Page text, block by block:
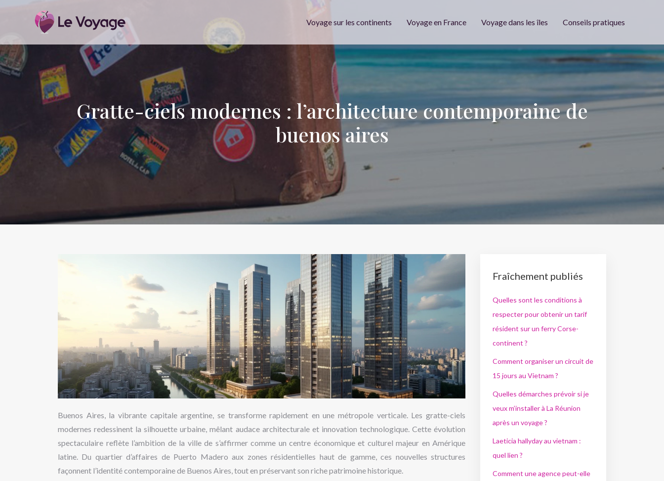
Voyage sur les continents Voyage en France Voyage dans les îles Conseils pratiques
Gratte-ciels modernes : l’architecture contemporaine de
buenos aires
Buenos Aires, la vibrante capitale argentine, se transforme rapidement en une métropole verticale. Les gratte-ciels
modernes redessinent la silhouette urbaine, mêlant audace architecturale et innovation technologique. Cette évolution
spectaculaire reflète l’ambition de la ville de s’affirmer comme un centre économique et culturel majeur en Amérique
latine. Du quartier d’affaires de Puerto Madero aux zones résidentielles haut de gamme, ces nouvelles structures
façonnent l’identité contemporaine de Buenos Aires, tout en préservant son riche patrimoine historique.
Fraîchement publiés
Quelles sont les conditions à
respecter pour obtenir un tarif
résident sur un ferry Corse-
continent ?
Comment organiser un circuit de
15 jours au Vietnam ?
Quelles démarches prévoir si je
veux m’installer à La Réunion
après un voyage ?
Laeticia hallyday au vietnam :
quel lien ?
Comment une agence peut-elle